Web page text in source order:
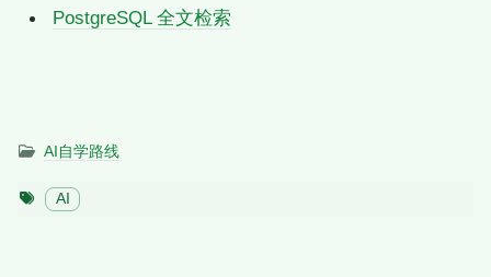
PostgreSQL 全文检索
AI自学路线
AI